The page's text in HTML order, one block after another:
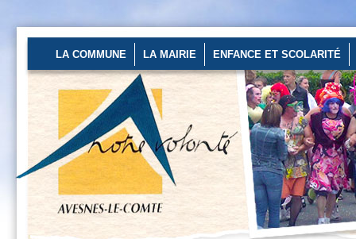
LA COMMUNE LA MAIRIE ENFANCE ET SCOLARITÉ
Un stage de pré-rentrée
ouvert aux...
Les 27 et 28 août
2026 au stade
d’Avesnes-le-Comte
de...
En savoir plus...